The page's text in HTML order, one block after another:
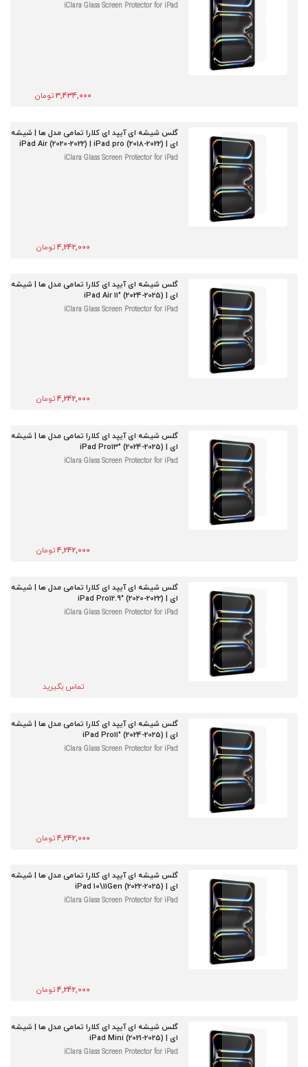
iClara Glass Screen Protector for iPad
3,434,000تومان
گلس شیشه ای آیپد ای کلارا تمامی مدل ها | شیشه
ای | iPad Air (2020-2022) | iPad pro (2018-2022)
iClara Glass Screen Protector for iPad
4,242,000تومان
گلس شیشه ای آیپد ای کلارا تمامی مدل ها | شیشه
ای | iPad Air 11" (2024-2025)
iClara Glass Screen Protector for iPad
4,242,000تومان
گلس شیشه ای آیپد ای کلارا تمامی مدل ها | شیشه
ای | iPad Pro13" (2024-2025)
iClara Glass Screen Protector for iPad
4,242,000تومان
گلس شیشه ای آیپد ای کلارا تمامی مدل ها | شیشه
ای | iPad Pro12.9" (2020-2022)
iClara Glass Screen Protector for iPad
تماس بگیرید
گلس شیشه ای آیپد ای کلارا تمامی مدل ها | شیشه
ای | iPad Pro11" (2024-2025)
iClara Glass Screen Protector for iPad
4,242,000تومان
گلس شیشه ای آیپد ای کلارا تمامی مدل ها | شیشه
ای | iPad 10\11Gen (2022-2025)
iClara Glass Screen Protector for iPad
4,242,000تومان
گلس شیشه ای آیپد ای کلارا تمامی مدل ها | شیشه
ای | iPad Mini (2021-2025)
iClara Glass Screen Protector for iPad